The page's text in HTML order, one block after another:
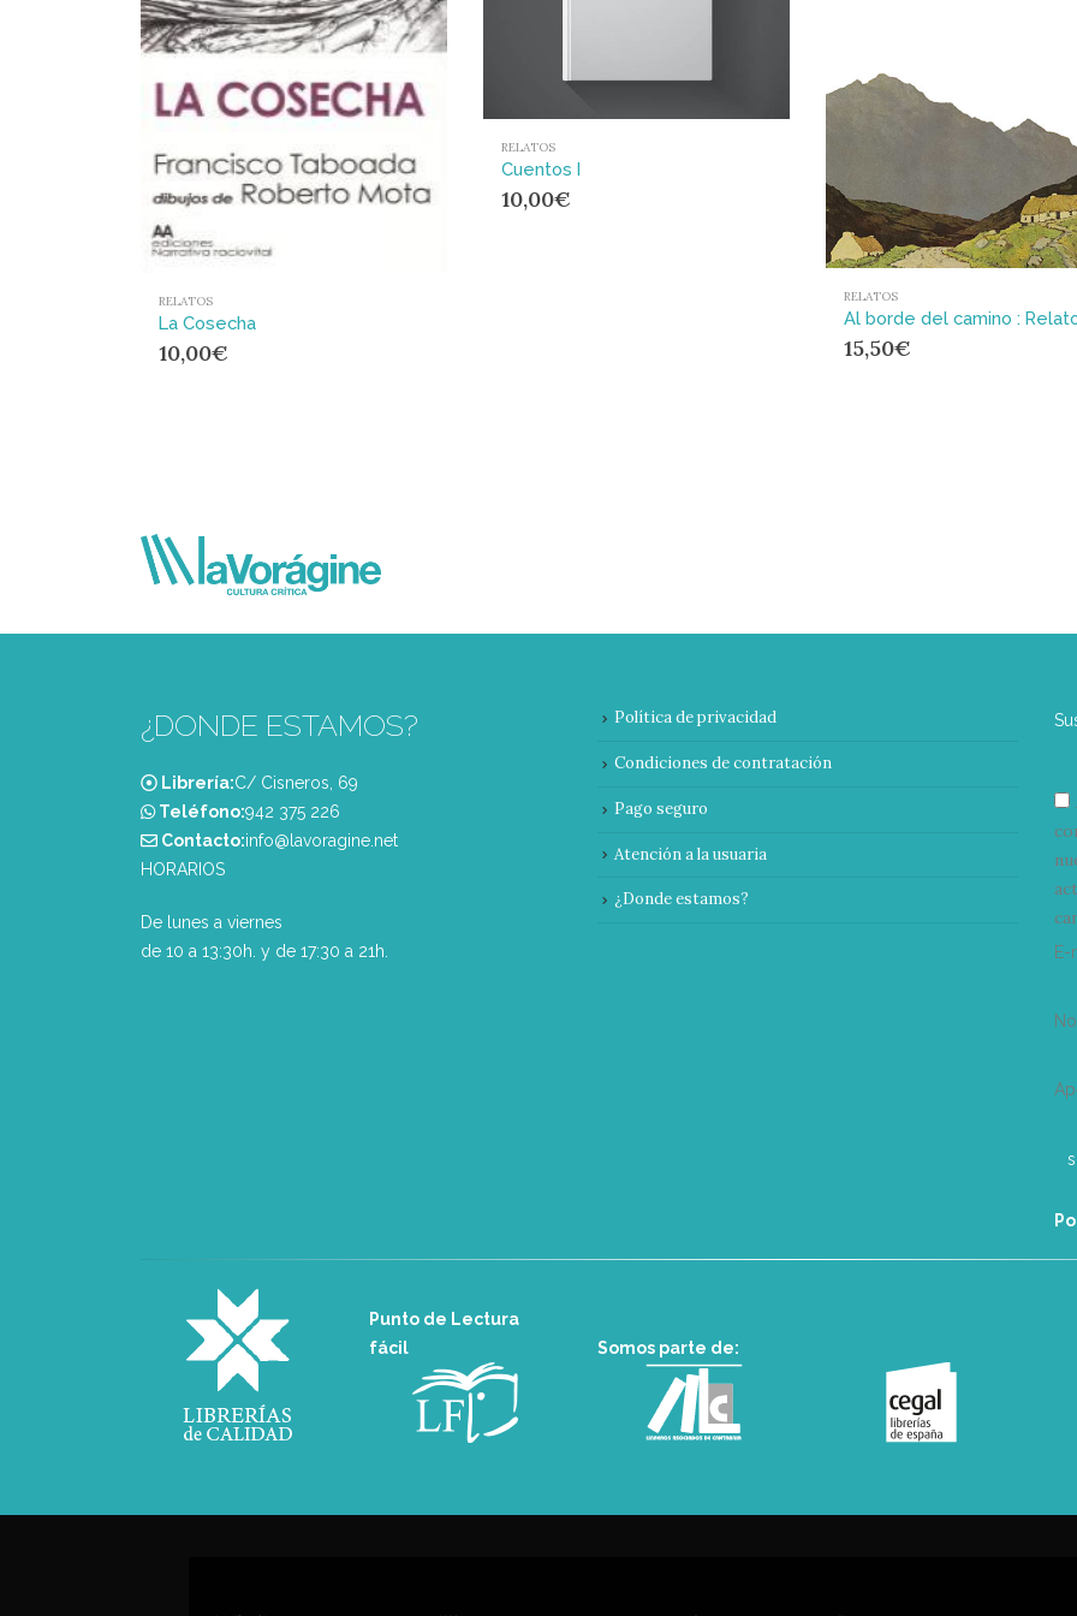
RELATOS
La Cosecha
10,00€
RELATOS
Cuentos I
10,00€
RELATOS
15,50€
¿DONDE ESTAMOS?
Librería:C/ Cisneros, 69
Teléfono:‭942 375 226‬
Contacto:info@lavoragine.net
HORARIOS
De lunes a viernes
de 10 a 13:30h. y de 17:30 a 21h.
Política de privacidad
Condiciones de contratación
Pago seguro
Atención a la usuaria
¿Donde estamos?
Punto de Lectura
fácil
Somos parte de: